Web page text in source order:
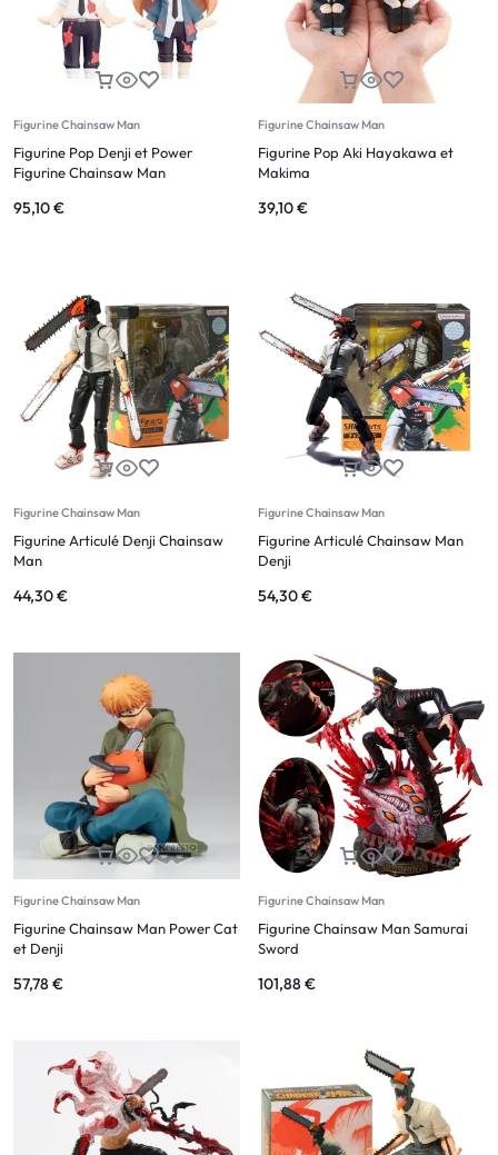
Figurine Chainsaw Man
Figurine Pop Denji et Power
Figurine Chainsaw Man
95,10€
Figurine Chainsaw Man
Figurine Pop Aki Hayakawa et
Makima
39,10€
Figurine Chainsaw Man
Figurine Articulé Denji Chainsaw
Man
44,30€
Figurine Chainsaw Man
Figurine Articulé Chainsaw Man
Denji
54,30€
Figurine Chainsaw Man
Figurine Chainsaw Man Power Cat
et Denji
57,78€
Figurine Chainsaw Man
Figurine Chainsaw Man Samurai
Sword
101,88€